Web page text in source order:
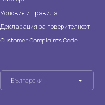
Условия и правила
Декларация за поверителност
Customer Complaints Code
Български